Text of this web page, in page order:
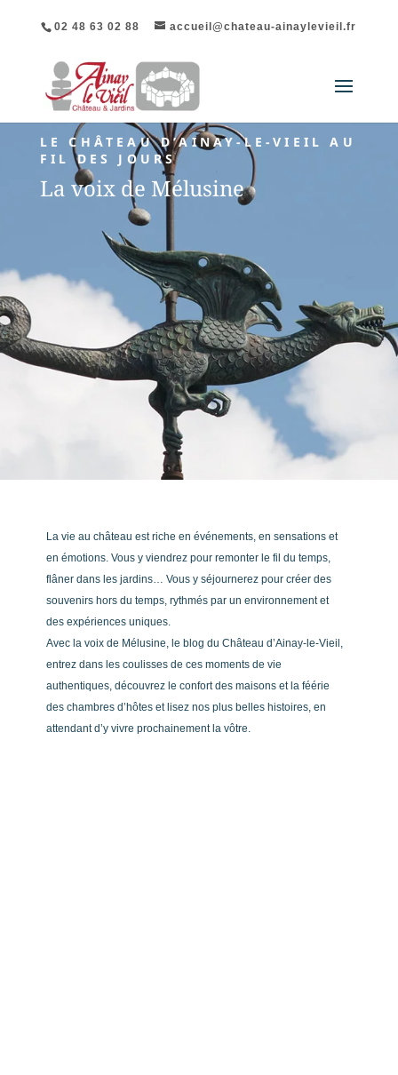
02 48 63 02 88 accueil@chateau-ainaylevieil.fr
LE CHÂTEAU D’AINAY-LE-VIEIL AU
FIL DES JOURS
La voix de Mélusine
La vie au château est riche en événements, en sensations et
en émotions. Vous y viendrez pour remonter le fil du temps,
flâner dans les jardins… Vous y séjournerez pour créer des
souvenirs hors du temps, rythmés par un environnement et
des expériences uniques.
Avec la voix de Mélusine, le blog du Château d’Ainay-le-Vieil,
entrez dans les coulisses de ces moments de vie
authentiques, découvrez le confort des maisons et la féérie
des chambres d’hôtes et lisez nos plus belles histoires, en
attendant d’y vivre prochainement la vôtre.